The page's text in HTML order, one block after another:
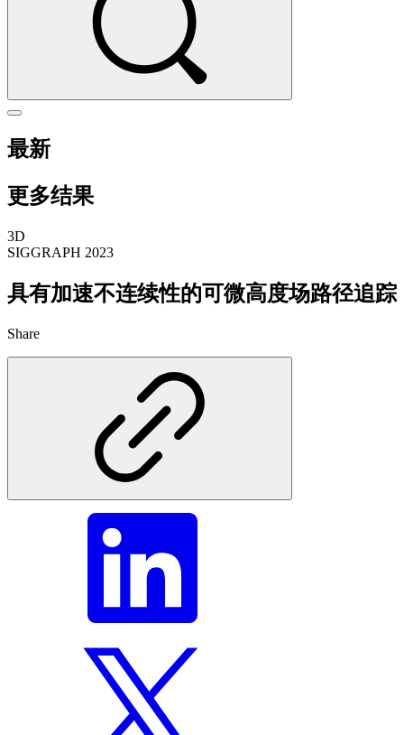
最新
更多结果
3D
SIGGRAPH 2023
具有加速不连续性的可微高度场路径追踪
Share